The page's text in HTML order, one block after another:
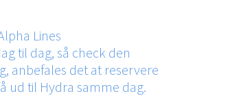
Lines
til dag, så check den
anbefales det at reservere
ud til Hydra samme dag.